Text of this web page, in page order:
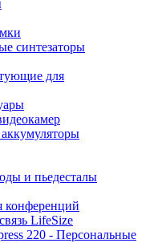
синтезаторы
для
и пьедесталы
конференций
LifeSize
220 - Персональные